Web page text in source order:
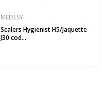
MEDESY
Scalers Hygienist H5/Jaquette
J30 cod...